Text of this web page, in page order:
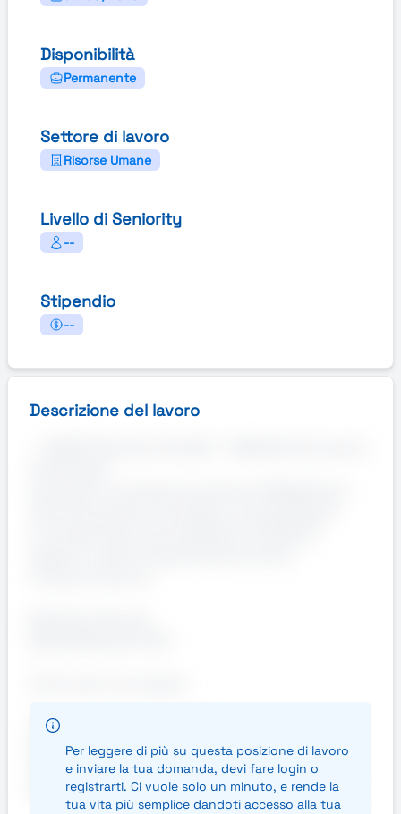
Disponibilità
Permanente
Settore di lavoro
Risorse Umane
Livello di Seniority
--
Stipendio
--
Descrizione del lavoro
Pulizia di showroom, uffici e spazi comuni
Riordino e cura degli ambienti
Pulizia e sanificazione dei servizi
Retribuzione Annua lorda dai 8000 ai 8500 Euro
Per leggere di più su questa posizione di lavoro
e inviare la tua domanda, devi fare login o
registrarti. Ci vuole solo un minuto, e rende la
tua vita più semplice dandoti accesso alla tua